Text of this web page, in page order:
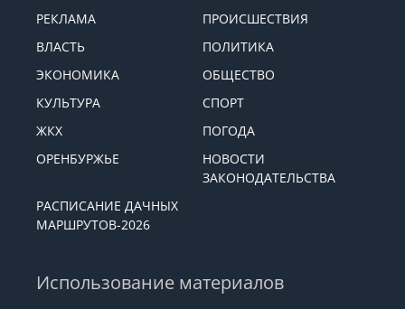
РЕКЛАМА
ПРОИСШЕСТВИЯ
ВЛАСТЬ
ПОЛИТИКА
ЭКОНОМИКА
ОБЩЕСТВО
КУЛЬТУРА
СПОРТ
ЖКХ
ПОГОДА
ОРЕНБУРЖЬЕ
НОВОСТИ
ЗАКОНОДАТЕЛЬСТВА
РАСПИСАНИЕ ДАЧНЫХ
МАРШРУТОВ-2026
Использование материалов